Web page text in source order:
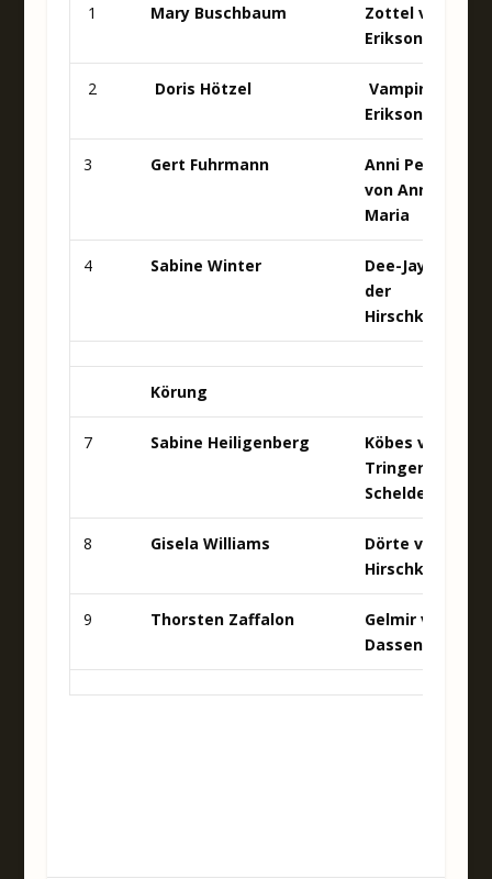
1 Mary Buschbaum
Zottel von
Erikson
2 Doris Hötzel
Vampira von
Erikson
3 Gert Fuhrmann
Anni Pepper
von Anna
Maria
4 Sabine Winter
Dee-Jay von
der
Hirschkanzel
Körung
7 Sabine Heiligenberg
Köbes vom
Tringensteiner
Schelderwald
8 Gisela Williams
Dörte von der
Hirschkanzel
9 Thorsten Zaffalon
Gelmir vom
Dassendal